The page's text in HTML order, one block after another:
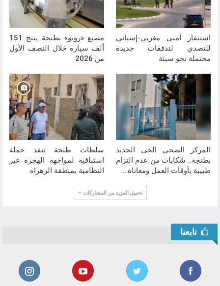
استنفار أمني مغربي-إسباني
للتصدي لتدفقات جديدة
محتملة نحو سبتة
مصنع «رونو» بطنجة ينتج 151
ألف سيارة خلال النصف الأول
من 2026
المركز الصحي الحي الجديد
بطنجة.. شكايات من عدم التزام
طبيبة بأوقات العمل ومعاناة…
سلطات طنجة تنفذ حملة
استباقية لمواجهة الهجرة غير
النظامية بمنطقة الرهراه
تحميل المزيد من المشاركات
تابعنا